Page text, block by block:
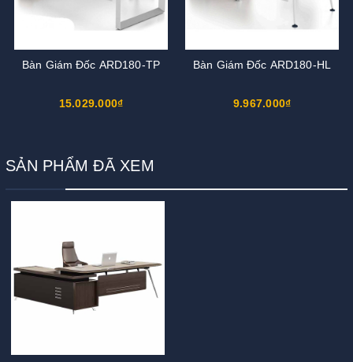
Bàn Giám Đốc ARD180-TP
15.029.000₫
Bàn Giám Đốc ARD180-HL
9.967.000₫
SẢN PHẨM ĐÃ XEM